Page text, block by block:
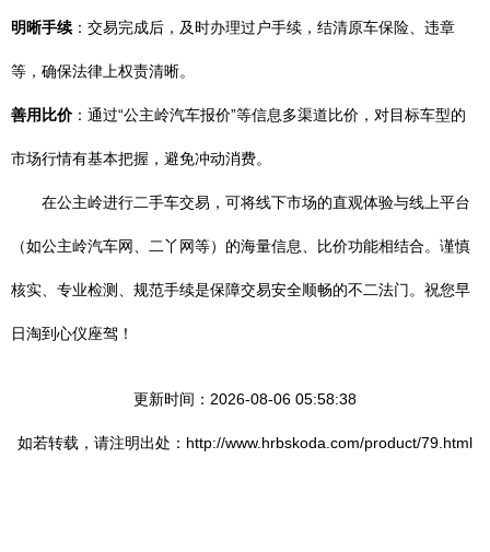
明晰手续：交易完成后，及时办理过户手续，结清原车保险、违章
等，确保法律上权责清晰。
善用比价：通过“公主岭汽车报价”等信息多渠道比价，对目标车型的
市场行情有基本把握，避免冲动消费。
在公主岭进行二手车交易，可将线下市场的直观体验与线上平台
（如公主岭汽车网、二丫网等）的海量信息、比价功能相结合。谨慎
核实、专业检测、规范手续是保障交易安全顺畅的不二法门。祝您早
日淘到心仪座驾！
更新时间：2026-08-06 05:58:38
如若转载，请注明出处：http://www.hrbskoda.com/product/79.html